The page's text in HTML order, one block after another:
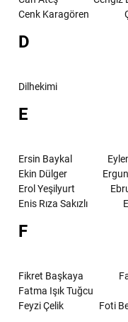
Cenk Karagören
D
Dilhekimi
E
Ersin Baykal
Ekin Dülger
Erol Yeşilyurt
Enis Rıza Sakızlı
F
Fikret Başkaya
Fatma Işık Tuğcu
Feyzi Çelik
Foti